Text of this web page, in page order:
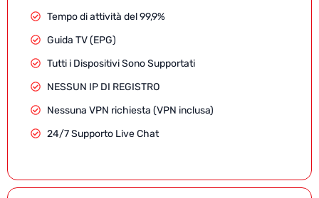
Tempo di attività del 99,9%
Guida TV (EPG)
Tutti i Dispositivi Sono Supportati
NESSUN IP DI REGISTRO
Nessuna VPN richiesta (VPN inclusa)
24/7 Supporto Live Chat